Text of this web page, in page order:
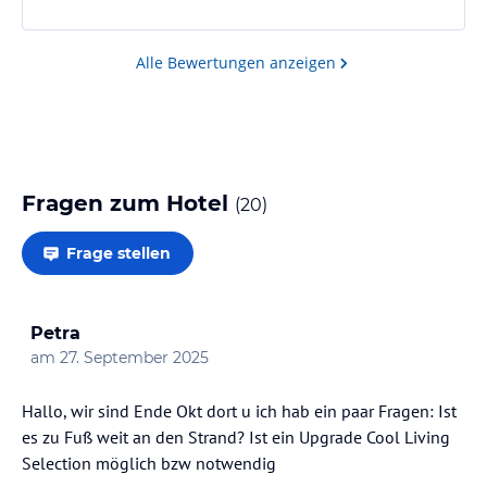
- Leider war das Essen am Buffet immer nur lauwarm.
Der Service und das Personal im Restaurant
Alle Bewertungen anzeigen
Fragen zum Hotel (20)
Frage stellen
Petra
am 27. September 2025
Hallo, wir sind Ende Okt dort u ich hab ein paar Fragen: Ist
es zu Fuß weit an den Strand? Ist ein Upgrade Cool Living
Selection möglich bzw notwendig